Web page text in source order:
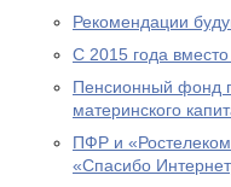
Рекомендации
С 2015 года
Пенсионный фонд
материнского
ПФР и
«Спасибо